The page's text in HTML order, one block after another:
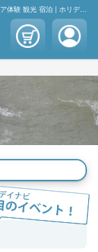
カヤック（川） | 全国のカヤック（川） | アクティビティー アウトドア体験 観光 宿泊 | ホリデイナビ